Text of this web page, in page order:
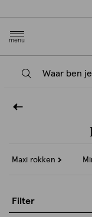
menu
Maxi rokken Refine
Filter